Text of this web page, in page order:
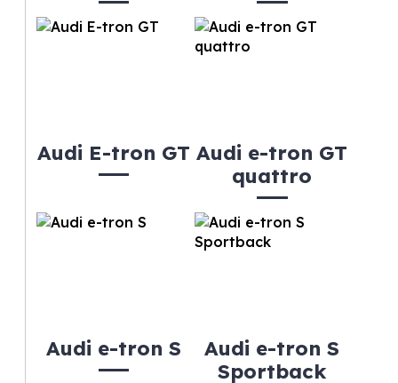
Audi E-tron GT Audi e-tron GT
quattro
Audi e-tron S
Audi e-tron S
Sportback